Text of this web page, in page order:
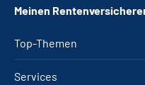
Top-Themen
Services
Meinen